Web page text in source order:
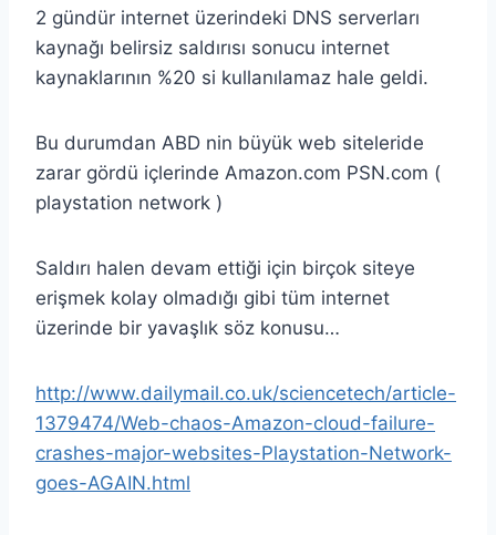
2 gündür internet üzerindeki DNS serverları
kaynağı belirsiz saldırısı sonucu internet
kaynaklarının %20 si kullanılamaz hale geldi.
Bu durumdan ABD nin büyük web siteleride
zarar gördü içlerinde Amazon.com PSN.com (
playstation network )
Saldırı halen devam ettiği için birçok siteye
erişmek kolay olmadığı gibi tüm internet
üzerinde bir yavaşlık söz konusu…
http://www.dailymail.co.uk/sciencetech/article-
1379474/Web-chaos-Amazon-cloud-failure-
crashes-major-websites-Playstation-Network-
goes-AGAIN.html